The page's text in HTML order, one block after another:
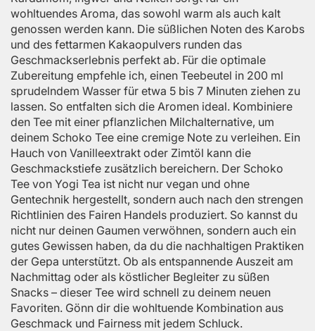
wohltuendes Aroma, das sowohl warm als auch kalt
genossen werden kann. Die süßlichen Noten des Karobs
und des fettarmen Kakaopulvers runden das
Geschmackserlebnis perfekt ab. Für die optimale
Zubereitung empfehle ich, einen Teebeutel in 200 ml
sprudelndem Wasser für etwa 5 bis 7 Minuten ziehen zu
lassen. So entfalten sich die Aromen ideal. Kombiniere
den Tee mit einer pflanzlichen Milchalternative, um
deinem Schoko Tee eine cremige Note zu verleihen. Ein
Hauch von Vanilleextrakt oder Zimtöl kann die
Geschmackstiefe zusätzlich bereichern. Der Schoko
Tee von Yogi Tea ist nicht nur vegan und ohne
Gentechnik hergestellt, sondern auch nach den strengen
Richtlinien des Fairen Handels produziert. So kannst du
nicht nur deinen Gaumen verwöhnen, sondern auch ein
gutes Gewissen haben, da du die nachhaltigen Praktiken
der Gepa unterstützt. Ob als entspannende Auszeit am
Nachmittag oder als köstlicher Begleiter zu süßen
Snacks – dieser Tee wird schnell zu deinem neuen
Favoriten. Gönn dir die wohltuende Kombination aus
Geschmack und Fairness mit jedem Schluck.